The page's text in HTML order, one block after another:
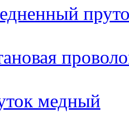
медный